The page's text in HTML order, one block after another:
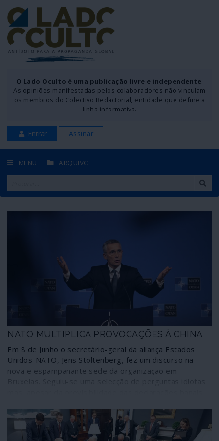
O Lado Oculto é uma publicação livre e independente.
As opiniões manifestadas pelos colaboradores não vinculam
os membros do Colectivo Redactorial, entidade que define a
linha informativa.
Entrar Assinar
MENU ARQUIVO
NATO MULTIPLICA PROVOCAÇÕES À CHINA
Em 8 de Junho o secretário-geral da aliança Estados
Unidos-NATO, Jens Stoltenberg, fez um discurso na
nova e espampanante sede da organização em
foi dito o suficiente para se perceber que a NATO ainda
está à procura de inimigos para tentar justificar a sua
periclitante existência.